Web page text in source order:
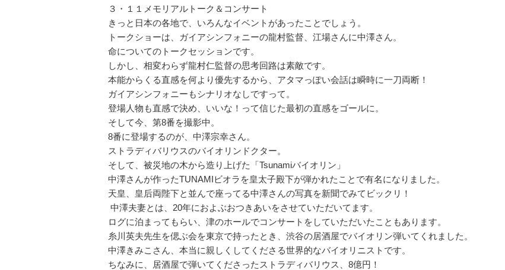
３・１１メモリアルトーク＆コンサート
きっと日本の各地で、いろんなイベントがあったことでしょう。
トークショーは、ガイアシンフォニーの龍村監督、江場さんに中澤さん。
命についてのトークセッションです。
しかし、相変わらず龍村仁監督の思考回路は素敵です。
本能からくる直感を何より優先するから、アタマっぽい会話は瞬時に一刀両断！
ガイアシンフォニーもシナリオなしですって。
登場人物も直感で決め、いいな！って信じた最初の直感をゴールに。
そして今、第8番を撮影中。
8番に登場するのが、中澤宗幸さん。
ストラディバリウスのバイオリンドクター。
そして、被災地の木から造り上げた「Tsunamiバイオリン」
中澤さんが作ったTUNAMIビオラを皇太子殿下が弾かれたことで有名になりました。
天皇、皇后両陛下と並んで座ってる中澤さんの写真を新聞でみてビックリ！
中澤夫妻とは、20年におよぶおつきあいをさせていただいてます。
ログに泊まってもらい、津のホールでコンサートをしていただいたこともあります。
糸川英夫先生を偲ぶ会を東京で持ったとき、渋谷の居酒屋でバイオリン弾いてくれました。
中澤きみこさん、本当に親しくしてくださる世界的なバイオリニストです。
ちなみに、居酒屋で弾いてくださったストラディバリウス、8億円！